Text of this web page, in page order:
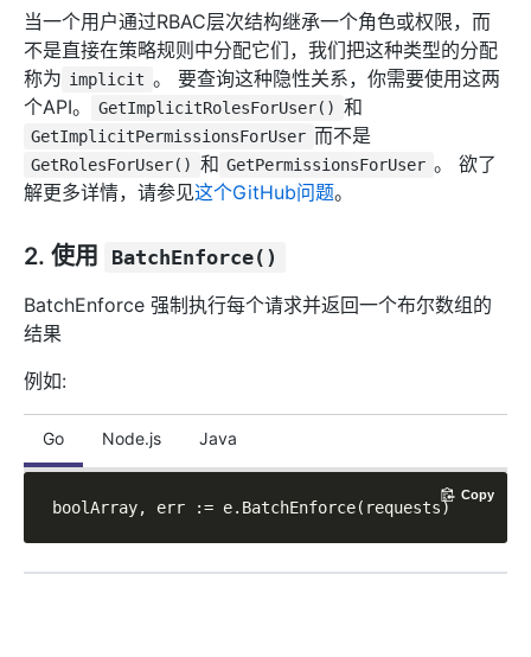
当一个用户通过RBAC层次结构继承一个角色或权限，而
不是直接在策略规则中分配它们，我们把这种类型的分配
称为 implicit 。 要查询这种隐性关系，你需要使用这两
个API。
GetImplicitRolesForUser() 和
GetImplicitPermissionsForUser 而不是
GetRolesForUser() 和 GetPermissionsForUser 。 欲了
解更多详情，请参见这个GitHub问题。
2. 使用
BatchEnforce()
BatchEnforce 强制执行每个请求并返回一个布尔数组的
结果
例如:
Go Node.js Java
boolArray, err := e.BatchEnforce(requests)
Copy